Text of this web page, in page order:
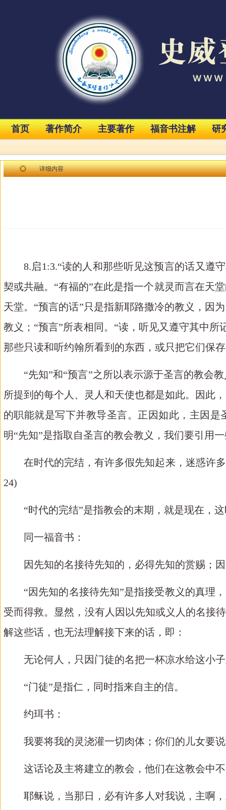
首页 著作简介 主要著作 福音书注解 研
详细内容
8.启1:3.“读的人和那些听见这预言的话又遵
契或共融。“有福的”在此是指一个就灵而言在天
天堂。“预言的话”只是指新耶路撒冷的教义，因
教义；“预言”所表相同。“读，听见又遵守其中
那些只读和听约翰所看到的东西，或只把它们保
“先知”和“预言”之所以表示源于圣言的教会
所提到的每个人、灵人和天使也都是如此。因此
的职能就是写下并教导圣言。正因如此，主因是
明“先知”是指取自圣言的教会教义，我们要引用
在时代的完结，有许多假先知起来，迷惑许
24)
“时代的完结”是指教会的末期，就是现在，
同一福音书：
因先知的名接待先知的，必得先知的赏赐；
“因先知的名接待先知”是指接受教义的真理
受而得救。显然，没有人因以先知或义人的名接
解这些话，也无法理解接下来的话，即：
无论何人，只因门徒的名把一杯凉水给这小
“门徒”是指仁，同时指来自主的信。
约珥书：
我要将我的灵浇灌一切肉体；你们的儿女要
这话论及主将建立的教会，他们在这教会中
耶稣说，当那日，必有许多人对我说，主啊